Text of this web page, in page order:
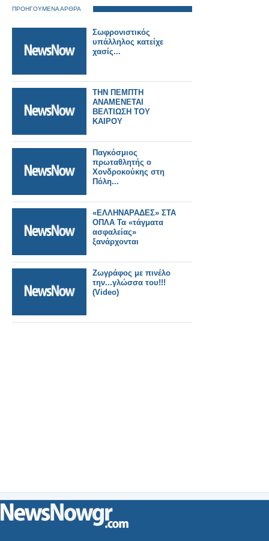
ΠΡΟΗΓΟΥΜΕΝΑ ΑΡΘΡΑ
Σωφρονιστικός
υπάλληλος κατείχε
χασίς...
ΤΗΝ ΠΕΜΠΤΗ
ΑΝΑΜΕΝΕΤΑΙ
ΒΕΛΤΙΩΣΗ ΤΟΥ
ΚΑΙΡΟΥ
Παγκόσμιος
πρωταθλητής ο
Χονδροκούκης στη
Πόλη...
«ΕΛΛΗΝΑΡΑΔΕΣ» ΣΤΑ
ΟΠΛΑ Τα «τάγματα
ασφαλείας»
ξανάρχονται
Ζωγράφος με πινέλο
την...γλώσσα του!!!
(Video)